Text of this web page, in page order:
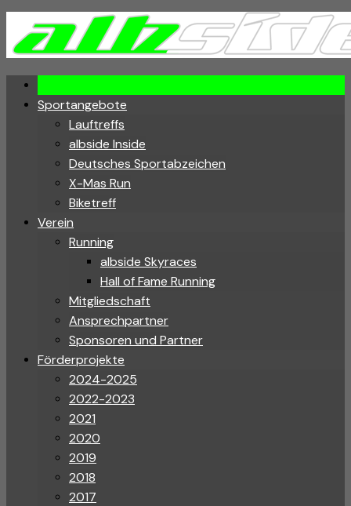
to
content
Sportangebote
Lauftreffs
albside Inside
Deutsches Sportabzeichen
X-Mas Run
Biketreff
Verein
Running
albside Skyraces
Hall of Fame Running
Mitgliedschaft
Ansprechpartner
Sponsoren und Partner
Förderprojekte
2024-2025
2022-2023
2021
2020
2019
2018
2017